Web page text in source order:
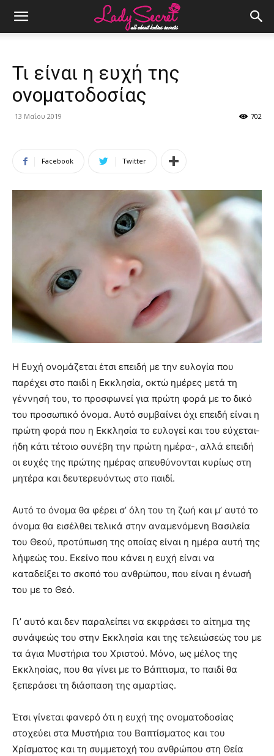
Τι είναι η ευχή της
ονοματοδοσίας
13 Μαΐου 2019 702
Facebook Twitter
Η Ευχή ονομάζεται έτσι επειδή με την ευλογία που
παρέχει στο παιδί η Εκκλησία, οκτώ ημέρες μετά τη
γέννησή του, το προσφωνεί για πρώτη φορά με το δικό
του προσωπικό όνομα. Αυτό συμβαίνει όχι επειδή είναι η
πρώτη φορά που η Εκκλησία το ευλογεί και του εύχεται-
ήδη κάτι τέτοιο συνέβη την πρώτη ημέρα-, αλλά επειδή
οι ευχές της πρώτης ημέρας απευθύνονται κυρίως στη
μητέρα και δευτερευόντως στο παιδί.
Αυτό το όνομα θα φέρει σ’ όλη του τη ζωή και μ’ αυτό το
όνομα θα εισέλθει τελικά στην αναμενόμενη Βασιλεία
του Θεού, προτύπωση της οποίας είναι η ημέρα αυτή της
λήψεώς του. Εκείνο που κάνει η ευχή είναι να
καταδείξει το σκοπό του ανθρώπου, που είναι η ένωσή
του με το Θεό.
Γι’ αυτό και δεν παραλείπει να εκφράσει το αίτημα της
συνάψεώς του στην Εκκλησία και της τελειώσεώς του με
τα άγια Μυστήρια του Χριστού. Μόνο, ως μέλος της
Εκκλησίας, που θα γίνει με το Βάπτισμα, το παιδί θα
ξεπεράσει τη διάσπαση της αμαρτίας.
Έτσι γίνεται φανερό ότι η ευχή της ονοματοδοσίας
στοχεύει στα Μυστήρια του Βαπτίσματος και του
Χρίσματος και τη συμμετοχή του ανθρώπου στη Θεία